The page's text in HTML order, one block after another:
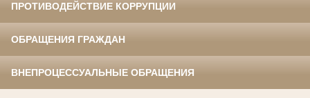
ПРОТИВОДЕЙСТВИЕ КОРРУПЦИИ
ОБРАЩЕНИЯ ГРАЖДАН
ВНЕПРОЦЕССУАЛЬНЫЕ ОБРАЩЕНИЯ